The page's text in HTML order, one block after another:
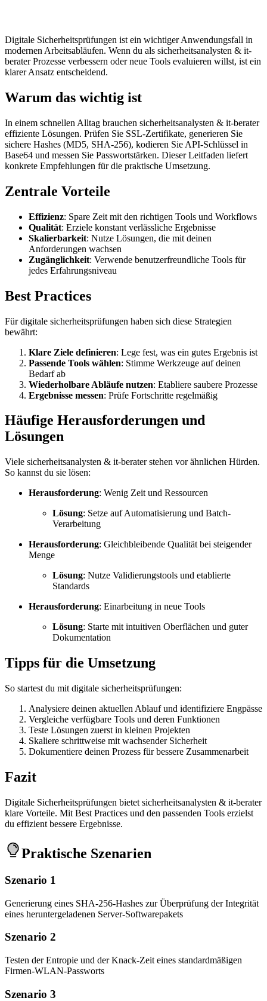
Digitale Sicherheitsprüfungen ist ein wichtiger Anwendungsfall in
modernen Arbeitsabläufen. Wenn du als sicherheitsanalysten & it-
berater Prozesse verbessern oder neue Tools evaluieren willst, ist ein
klarer Ansatz entscheidend.
Warum das wichtig ist
In einem schnellen Alltag brauchen sicherheitsanalysten & it-berater
effiziente Lösungen. Prüfen Sie SSL-Zertifikate, generieren Sie
sichere Hashes (MD5, SHA-256), kodieren Sie API-Schlüssel in
Base64 und messen Sie Passwortstärken. Dieser Leitfaden liefert
konkrete Empfehlungen für die praktische Umsetzung.
Zentrale Vorteile
Effizienz: Spare Zeit mit den richtigen Tools und Workflows
Qualität: Erziele konstant verlässliche Ergebnisse
Skalierbarkeit: Nutze Lösungen, die mit deinen
Anforderungen wachsen
Zugänglichkeit: Verwende benutzerfreundliche Tools für
jedes Erfahrungsniveau
Best Practices
Für digitale sicherheitsprüfungen haben sich diese Strategien
bewährt:
Klare Ziele definieren: Lege fest, was ein gutes Ergebnis ist
Passende Tools wählen: Stimme Werkzeuge auf deinen
Bedarf ab
Wiederholbare Abläufe nutzen: Etabliere saubere Prozesse
Ergebnisse messen: Prüfe Fortschritte regelmäßig
Häufige Herausforderungen und
Lösungen
Viele sicherheitsanalysten & it-berater stehen vor ähnlichen Hürden.
So kannst du sie lösen:
Herausforderung: Wenig Zeit und Ressourcen
Lösung: Setze auf Automatisierung und Batch-
Verarbeitung
Herausforderung: Gleichbleibende Qualität bei steigender
Menge
Lösung: Nutze Validierungstools und etablierte
Standards
Herausforderung: Einarbeitung in neue Tools
Lösung: Starte mit intuitiven Oberflächen und guter
Dokumentation
Tipps für die Umsetzung
So startest du mit digitale sicherheitsprüfungen:
Analysiere deinen aktuellen Ablauf und identifiziere Engpässe
Vergleiche verfügbare Tools und deren Funktionen
Teste Lösungen zuerst in kleinen Projekten
Skaliere schrittweise mit wachsender Sicherheit
Dokumentiere deinen Prozess für bessere Zusammenarbeit
Fazit
Digitale Sicherheitsprüfungen bietet sicherheitsanalysten & it-berater
klare Vorteile. Mit Best Practices und den passenden Tools erzielst
du effizient bessere Ergebnisse.
Praktische Szenarien
Szenario 1
Generierung eines SHA-256-Hashes zur Überprüfung der Integrität
eines heruntergeladenen Server-Softwarepakets
Szenario 2
Testen der Entropie und der Knack-Zeit eines standardmäßigen
Firmen-WLAN-Passworts
Szenario 3